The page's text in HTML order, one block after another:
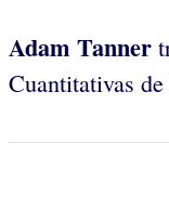
Adam Tanner
Cuantitativas